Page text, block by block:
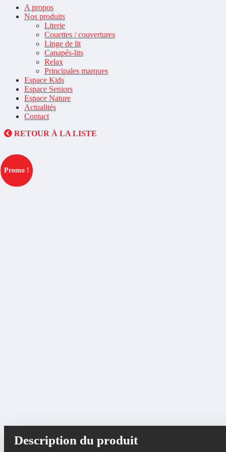
A propos
Nos produits
Literie
Couettes / couvertures
Linge de lit
Canapés-lits
Relax
Principales marques
Espace Kids
Espace Seniors
Espace Nature
Actualités
Contact
RETOUR À LA LISTE
Promo !
Description du produit